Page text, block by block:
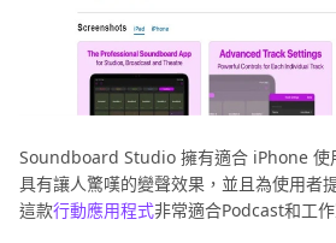
Soundboard Studio 擁有適合 iPhone 使
具有讓人驚嘆的變聲效果，並且為使用者
這款行動應用程式非常適合Podcast和工作